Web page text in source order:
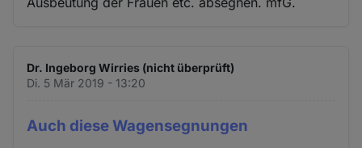
Dr. Ingeborg Wirries (nicht überprüft)
Di. 5 Mär 2019 - 13:20
Auch diese Wagensegnungen